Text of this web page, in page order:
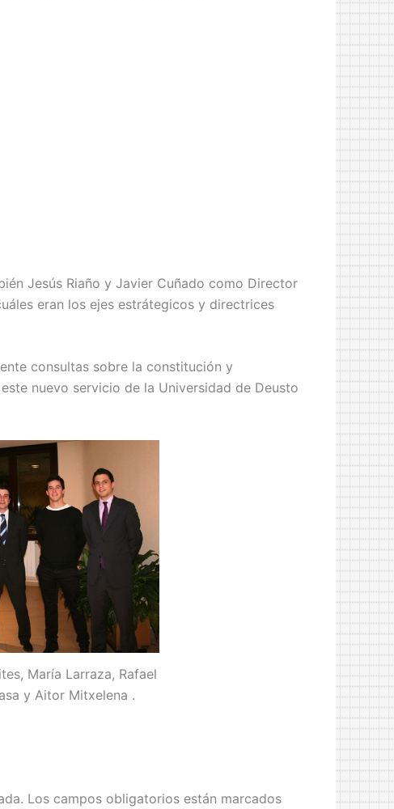
Jesús Riaño y Javier Cuñado como Director
eran los ejes estrátegicos y directrices
consultas sobre la constitución y
nuevo servicio de la Universidad de Deusto
María Larraza, Rafael
y Aitor Mitxelena .
Los campos obligatorios están marcados